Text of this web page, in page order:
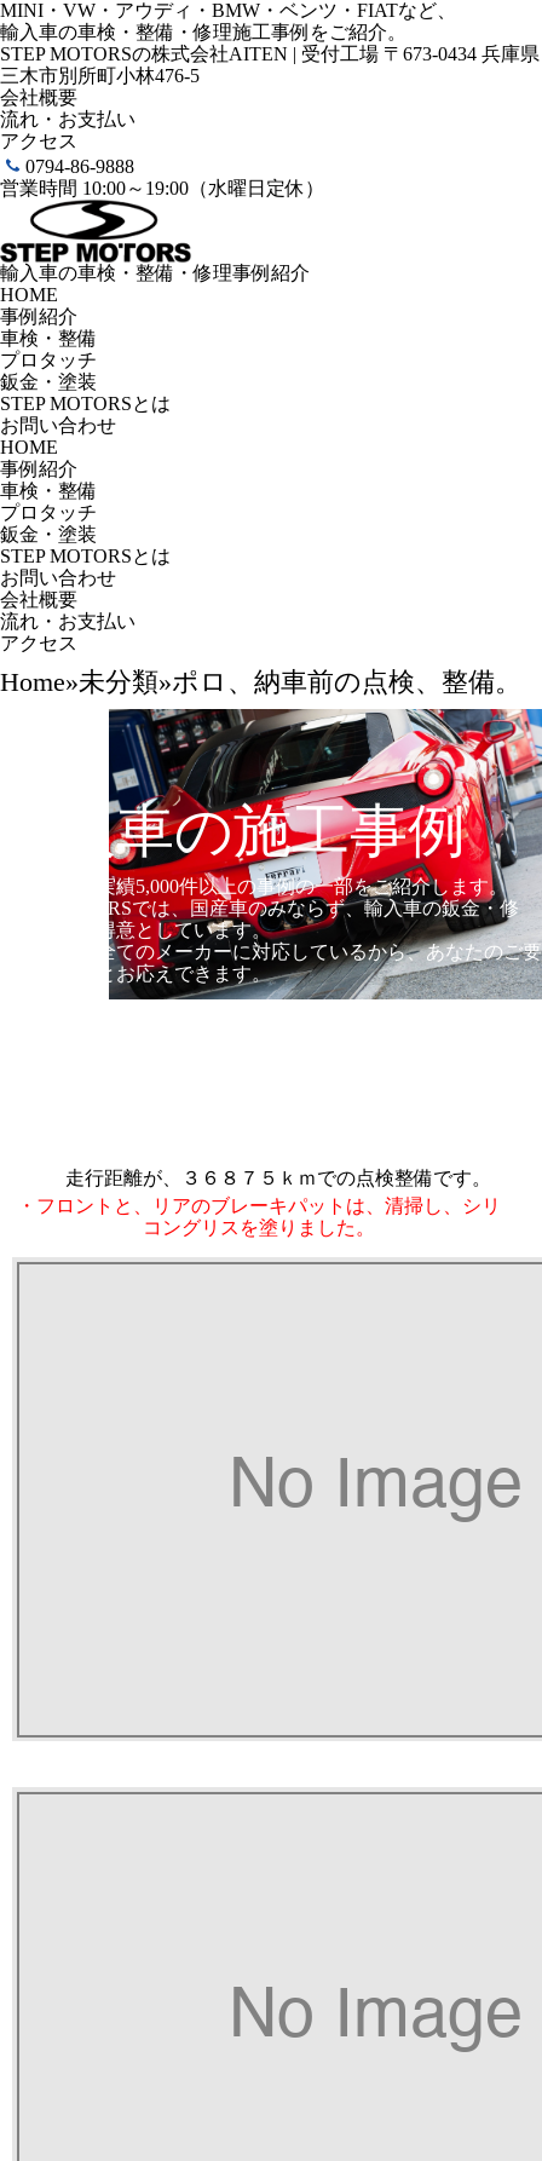
MINI・VW・アウディ・BMW・ベンツ・FIATなど、
輸入車の車検・整備・修理施工事例をご紹介。
STEP MOTORSの株式会社AITEN | 受付工場 〒673-0434 兵庫県
三木市別所町小林476-5
会社概要
流れ・お支払い
アクセス
0794-86-9888
営業時間 10:00～19:00（水曜日定休）
輸入車の車検・整備・修理事例紹介
HOME
事例紹介
車検・整備
プロタッチ
鈑金・塗装
STEP MOTORSとは
お問い合わせ
HOME
事例紹介
車検・整備
プロタッチ
鈑金・塗装
STEP MOTORSとは
お問い合わせ
会社概要
流れ・お支払い
アクセス
Home»未分類»ポロ、納車前の点検、整備。
輸入車の施工事例
これまでの実績5,000件以上の事例の一部をご紹介します。
STEP MOTORSでは、国産車のみならず、輸入車の鈑金・修
理・塗装を得意としています。
世界のほぼ全てのメーカーに対応しているから、あなたのご要
望にもきっとお応えできます。
走行距離が、３６８７５ｋｍでの点検整備です。
・フロントと、リアのブレーキパットは、清掃し、シリ
コングリスを塗りました。